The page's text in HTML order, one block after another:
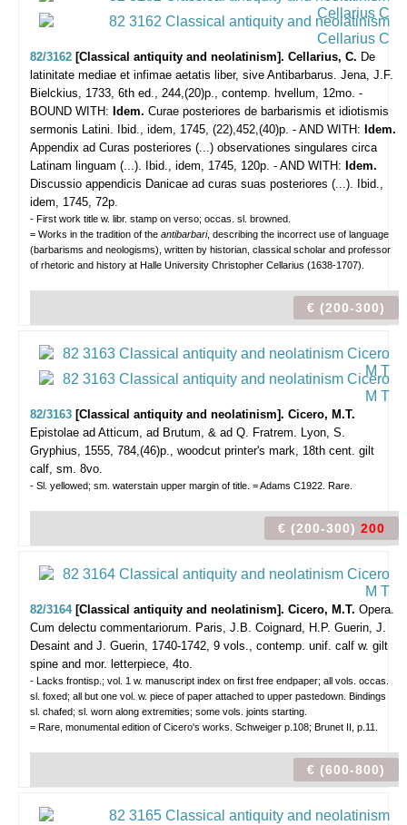
82/3162 [Classical antiquity and neolatinism]. Cellarius, C. De
latinitate mediae et infimae aetatis liber, sive Antibarbarus. Jena, J.F.
Bielckius, 1733, 6th ed., 244,(20)p., contemp. hvellum, 12mo. -
BOUND WITH: Idem. Curae posteriores de barbarismis et idiotismis
sermonis Latini. Ibid., idem, 1745, (22),452,(40)p. - AND WITH: Idem.
Appendix ad Curas posteriores (...) observationes singulares circa
Latinam linguam (...). Ibid., idem, 1745, 120p. - AND WITH: Idem.
Discussio appendicis Danicae ad curas suas posteriores (...). Ibid.,
idem, 1745, 72p.
- First work title w. libr. stamp on verso; occas. sl. browned.
= Works in the tradition of the antibarbari, describing the incorrect use of language
(barbarisms and neologisms), written by historian, classical scholar and professor
of rhetoric and history at Halle University Christopher Cellarius (1638-1707).
€ (200-300)
82/3163 [Classical antiquity and neolatinism]. Cicero, M.T.
Epistolae ad Atticum, ad Brutum, & ad Q. Fratrem. Lyon, S.
Gryphius, 1555, 784,(46)p., woodcut printer's mark, 18th cent. gilt
calf, sm. 8vo.
- Sl. yellowed; sm. waterstain upper margin of title. = Adams C1922. Rare.
€ (200-300) 200
82/3164 [Classical antiquity and neolatinism]. Cicero, M.T. Opera.
Cum delectu commentariorum. Paris, J.B. Coignard, H.P. Guerin, J.
Desaint and J. Guerin, 1740-1742, 9 vols., contemp. unif. calf w. gilt
spine and mor. letterpiece, 4to.
- Lacks frontisp.; vol. 1 w. manuscript index on first free endpaper; all vols. occas.
sl. foxed; all but one vol. w. piece of paper attached to upper pastedown. Bindings
sl. chafed; sl. worn along extremities; some vols. joints starting.
= Rare, monumental edition of Cicero's works. Schweiger p.108; Brunet II, p.11.
€ (600-800)